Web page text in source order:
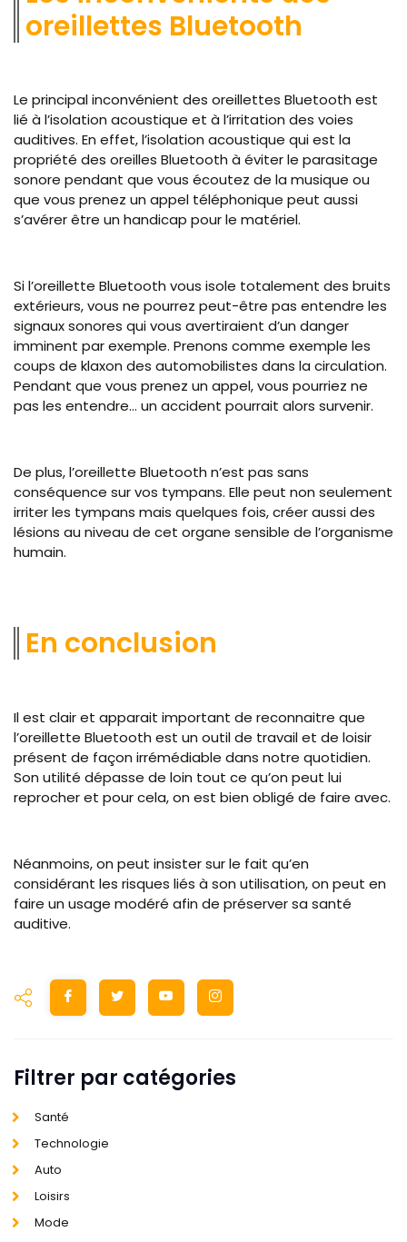
oreillettes Bluetooth
Le principal inconvénient des oreillettes Bluetooth est
lié à l’isolation acoustique et à l’irritation des voies
auditives. En effet, l’isolation acoustique qui est la
propriété des oreilles Bluetooth à éviter le parasitage
sonore pendant que vous écoutez de la musique ou
que vous prenez un appel téléphonique peut aussi
s’avérer être un handicap pour le matériel.
Si l’oreillette Bluetooth vous isole totalement des bruits
extérieurs, vous ne pourrez peut-être pas entendre les
signaux sonores qui vous avertiraient d’un danger
imminent par exemple. Prenons comme exemple les
coups de klaxon des automobilistes dans la circulation.
Pendant que vous prenez un appel, vous pourriez ne
pas les entendre… un accident pourrait alors survenir.
De plus, l’oreillette Bluetooth n’est pas sans
conséquence sur vos tympans. Elle peut non seulement
irriter les tympans mais quelques fois, créer aussi des
lésions au niveau de cet organe sensible de l’organisme
humain.
En conclusion
Il est clair et apparait important de reconnaitre que
l’oreillette Bluetooth est un outil de travail et de loisir
présent de façon irrémédiable dans notre quotidien.
Son utilité dépasse de loin tout ce qu’on peut lui
reprocher et pour cela, on est bien obligé de faire avec.
Néanmoins, on peut insister sur le fait qu’en
considérant les risques liés à son utilisation, on peut en
faire un usage modéré afin de préserver sa santé
auditive.
Filtrer par catégories
Santé
Technologie
Auto
Loisirs
Mode